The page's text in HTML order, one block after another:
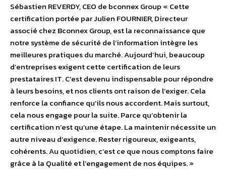
Sébastien REVERDY, CEO de bconnex Group « Cette
certification portée par Julien FOURNIER, Directeur
associé chez Bconnex Group, est la reconnaissance que
notre système de sécurité de l’information intègre les
meilleures pratiques du marché. Aujourd’hui, beaucoup
d’entreprises exigent cette certification de leurs
prestataires IT. C’est devenu indispensable pour répondre
à leurs besoins, et nos clients ont raison de l’exiger. Cela
renforce la confiance qu’ils nous accordent. Mais surtout,
cela nous engage pour la suite. Parce qu’obtenir la
certification n’est qu’une étape. La maintenir nécessite un
autre niveau d’exigence. Rester rigoureux, exigeants,
cohérents. Au quotidien, c’est ce que nous comptons faire
grâce à la Qualité et l’engagement de nos équipes. »